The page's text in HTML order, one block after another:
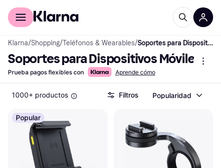
Comprar con Klarna
Klarna/Shopping/Teléfonos & Wearables/ Soportes para Dispositivos Móviles
Soportes para Dispositivos Móviles
Prueba pagos flexibles con Aprende cómo
1000+ productos Filtros Popularidad
Popular